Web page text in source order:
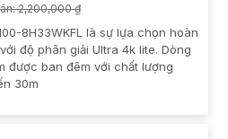
2,200,000 ₫
8H33WKFL là sự lựa chọn hoàn
độ phân giải Ultra 4k lite. Dòng
được ban đêm với chất lượng
30m